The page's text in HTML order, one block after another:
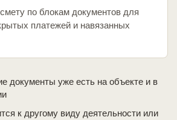
по блокам документов для
платежей и навязанных
документы уже есть на объекте и в
к другому виду деятельности или